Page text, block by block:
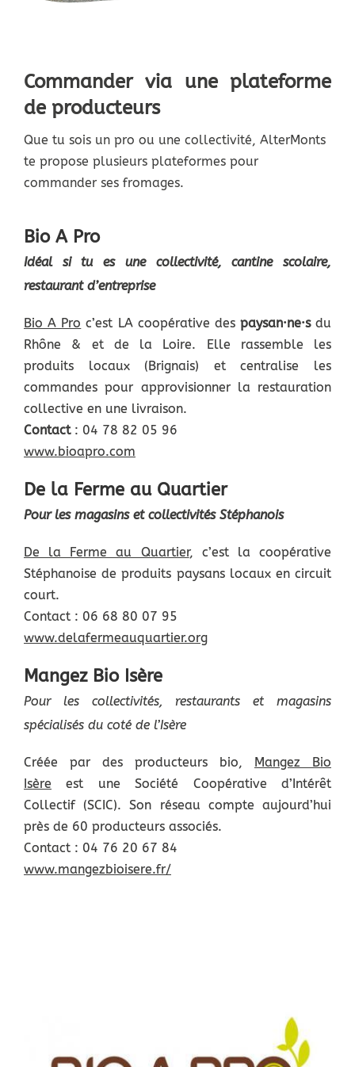
Commander via une plateforme
de producteurs
Que tu sois un pro ou une collectivité, AlterMonts
te propose plusieurs plateformes pour
commander ses fromages.
Bio A Pro
Idéal si tu es une collectivité, cantine scolaire,
restaurant d’entreprise
Bio A Pro c’est LA coopérative des paysan·ne·s du
Rhône & et de la Loire. Elle rassemble les
produits locaux (Brignais) et centralise les
commandes pour approvisionner la restauration
collective en une livraison.
Contact: 04 78 82 05 96
www.bioapro.com
De la Ferme au Quartier
Pour les magasins et collectivités Stéphanois
De la Ferme au Quartier, c’est la coopérative
Stéphanoise de produits paysans locaux en circuit
court.
Contact : 06 68 80 07 95
www.delafermeauquartier.org
Mangez Bio Isère
Pour les collectivités, restaurants et magasins
spécialisés du coté de l’Isère
Créée par des producteurs bio, Mangez Bio
Isère est une Société Coopérative d’Intérêt
Collectif (SCIC). Son réseau compte aujourd’hui
près de 60 producteurs associés.
Contact : 04 76 20 67 84
www.mangezbioisere.fr/